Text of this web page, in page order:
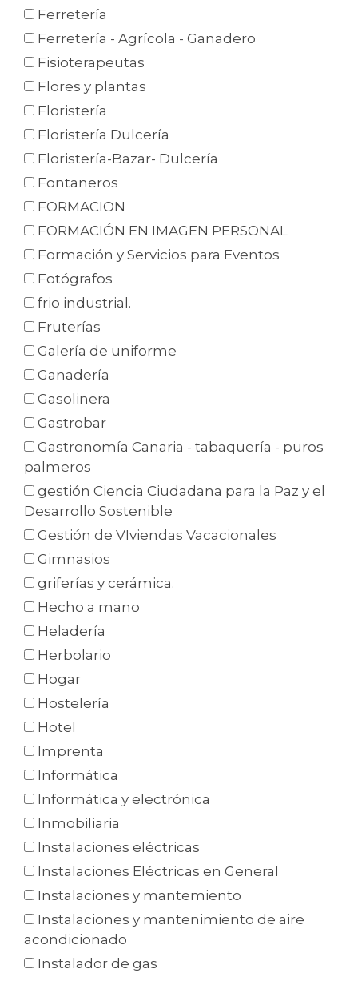
Ferretería
Ferretería - Agrícola - Ganadero
Fisioterapeutas
Flores y plantas
Floristería
Floristería Dulcería
Floristería-Bazar- Dulcería
Fontaneros
FORMACION
FORMACIÓN EN IMAGEN PERSONAL
Formación y Servicios para Eventos
Fotógrafos
frio industrial.
Fruterías
Galería de uniforme
Ganadería
Gasolinera
Gastrobar
Gastronomía Canaria - tabaquería - puros
palmeros
gestión Ciencia Ciudadana para la Paz y el
Desarrollo Sostenible
Gestión de VIviendas Vacacionales
Gimnasios
griferías y cerámica.
Hecho a mano
Heladería
Herbolario
Hogar
Hostelería
Hotel
Imprenta
Informática
Informática y electrónica
Inmobiliaria
Instalaciones eléctricas
Instalaciones Eléctricas en General
Instalaciones y mantemiento
Instalaciones y mantenimiento de aire
acondicionado
Instalador de gas